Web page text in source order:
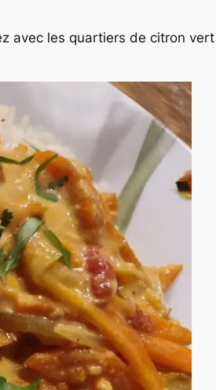
avec les quartiers de citron